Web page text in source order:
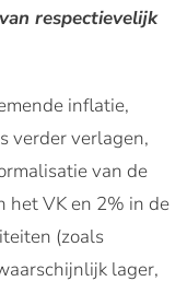
respectievelijk
inflatie,
verder verlagen,
van de
het VK en 2% in de
(zoals
lager,